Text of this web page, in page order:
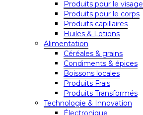
Produits pour le visage
Produits pour le corps
Produits capillaires
Huiles & Lotions
Alimentation
Céréales & grains
Condiments & épices
Boissons locales
Produits Frais
Produits Transformés
Technologie & Innovation
Électronique